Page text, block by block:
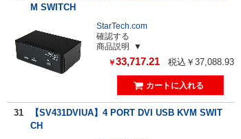
M SWITCH
StarTech.com
確認する
商品説明
￥33,717.21 税込￥37,088.93
31
【SV431DVIUA】4 PORT DVI USB KVM SWIT
CH